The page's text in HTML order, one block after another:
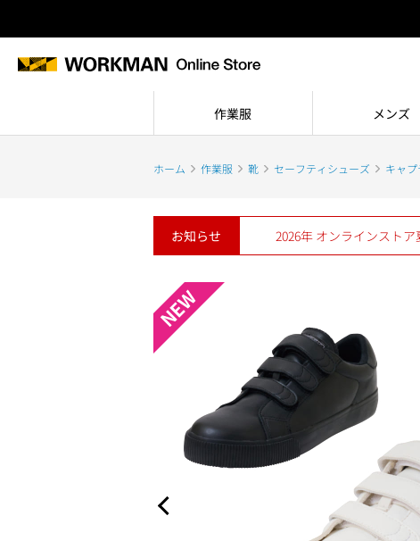
作業服 メンズ
ホーム 作業服 靴 セーフティシューズ キャ
お知らせ 2026年 オンラインスト